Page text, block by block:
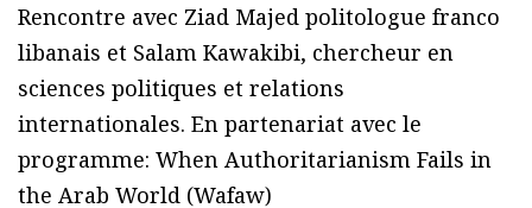
Rencontre avec Ziad Majed politologue franco
libanais et Salam Kawakibi, chercheur en
sciences politiques et relations
internationales. En partenariat avec le
programme: When Authoritarianism Fails in
the Arab World (Wafaw)